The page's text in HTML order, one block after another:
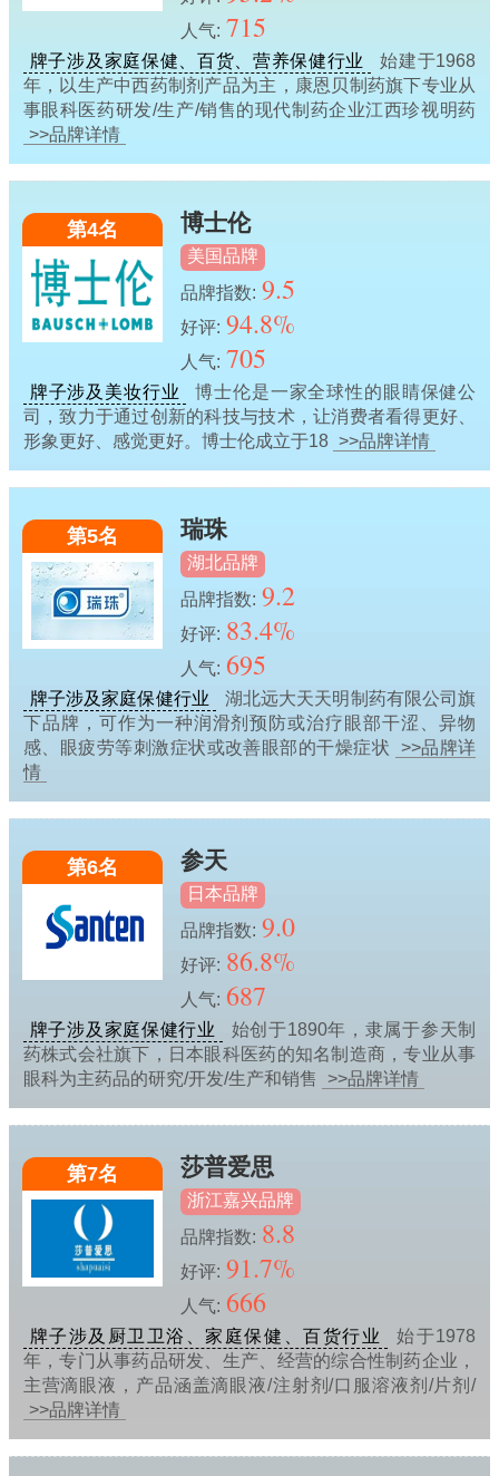
人气: 715
牌子涉及家庭保健、百货、营养保健行业
始建于1968
年，以生产中西药制剂产品为主，康恩贝制药旗下专业从
事眼科医药研发/生产/销售的现代制药企业江西珍视明药
>>品牌详情
第4名 博士伦
美国品牌
品牌指数: 9.5
好评: 94.8%
人气: 705
牌子涉及美妆行业
博士伦是一家全球性的眼睛保健公
司，致力于通过创新的科技与技术，让消费者看得更好、
形象更好、感觉更好。博士伦成立于18 >>品牌详情
第5名 瑞珠
湖北品牌
品牌指数: 9.2
好评: 83.4%
人气: 695
牌子涉及家庭保健行业
湖北远大天天明制药有限公司旗
下品牌，可作为一种润滑剂预防或治疗眼部干涩、异物
感、眼疲劳等刺激症状或改善眼部的干燥症状
>>品牌详
情
第6名 参天
日本品牌
品牌指数: 9.0
好评: 86.8%
人气: 687
牌子涉及家庭保健行业
始创于1890年，隶属于参天制
药株式会社旗下，日本眼科医药的知名制造商，专业从事
眼科为主药品的研究/开发/生产和销售
>>品牌详情
第7名 莎普爱思
浙江嘉兴品牌
品牌指数: 8.8
好评: 91.7%
人气: 666
牌子涉及厨卫卫浴、家庭保健、百货行业
始于1978
年，专门从事药品研发、生产、经营的综合性制药企业，
主营滴眼液，产品涵盖滴眼液/注射剂/口服溶液剂/片剂/
>>品牌详情